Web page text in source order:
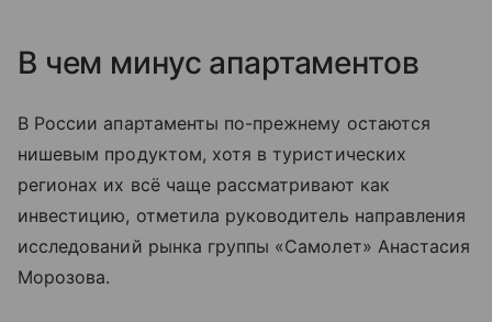
В чем минус апартаментов
В России апартаменты по-прежнему остаются
нишевым продуктом, хотя в туристических
регионах их всё чаще рассматривают как
инвестицию, отметила руководитель направления
исследований рынка группы «Самолет» Анастасия
Морозова.